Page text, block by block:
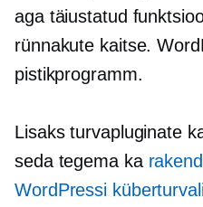
aga täiustatud
rünnakute kaitse.
pistikprogramm.
Lisaks turvapluginate
seda tegema ka
WordPressi